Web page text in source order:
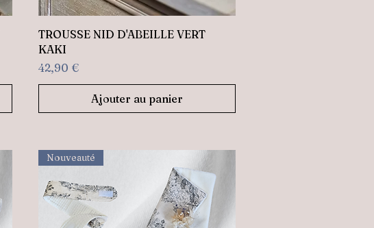
Aperçu rapide
TROUSSE NID D'ABEILLE VERT
KAKI
Prix
42,90 €
Ajouter au panier
Nouveauté